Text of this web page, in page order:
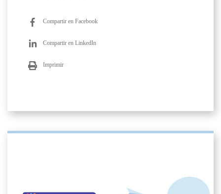
Compartir en Facebook
Compartir en LinkedIn
Imprimir